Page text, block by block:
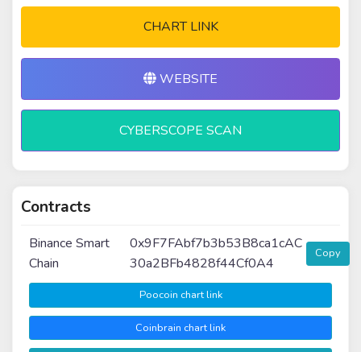
CHART LINK
WEBSITE
CYBERSCOPE SCAN
Contracts
Binance Smart
Chain
0x9F7FAbf7b3b53B8ca1cAC
30a2BFb4828f44Cf0A4
Copy
Poocoin chart link
Coinbrain chart link